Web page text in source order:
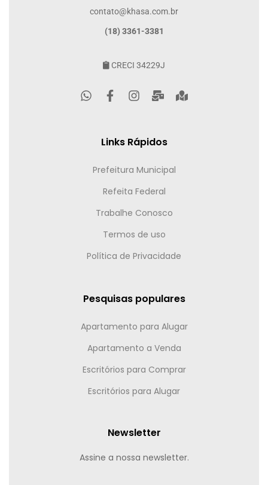
contato@khasa.com.br
(18) 3361-3381
CRECI 34229J
Links Rápidos
Prefeitura Municipal
Refeita Federal
Trabalhe Conosco
Termos de uso
Política de Privacidade
Pesquisas populares
Apartamento para Alugar
Apartamento a Venda
Escritórios para Comprar
Escritórios para Alugar
Newsletter
Assine a nossa newsletter.